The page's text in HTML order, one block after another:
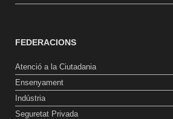
FEDERACIONS
Atenció a la Ciutadania
Ensenyament
Indústria
Seguretat Privada